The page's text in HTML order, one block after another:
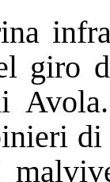
giro